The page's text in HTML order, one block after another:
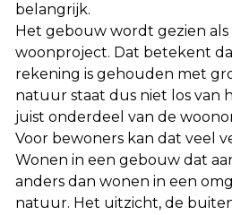
belangrijk.
Het gebouw wordt gezien
woonproject. Dat betekent
rekening is gehouden met
natuur staat dus niet los van
juist onderdeel van de
Voor bewoners kan dat veel
Wonen in een gebouw dat
anders dan wonen in een
natuur. Het uitzicht, de